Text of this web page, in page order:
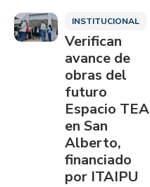
INSTITUCIONAL
Verifican
avance de
obras del
futuro
Espacio TEA
en San
Alberto,
financiado
por ITAIPU